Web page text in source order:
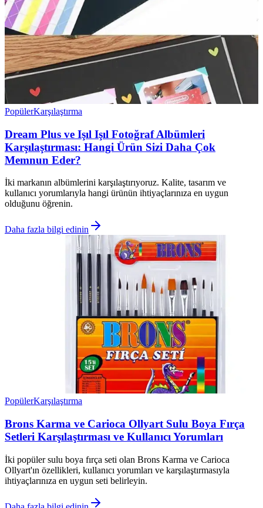
PopülerKarşılaştırma
Dream Plus ve Işıl Işıl Fotoğraf Albümleri
Karşılaştırması: Hangi Ürün Sizi Daha Çok
Memnun Eder?
İki markanın albümlerini karşılaştırıyoruz. Kalite, tasarım ve
kullanıcı yorumlarıyla hangi ürünün ihtiyaçlarınıza en uygun
olduğunu öğrenin.
Daha fazla bilgi edinin
PopülerKarşılaştırma
Brons Karma ve Carioca Ollyart Sulu Boya Fırça
Setleri Karşılaştırması ve Kullanıcı Yorumları
İki popüler sulu boya fırça seti olan Brons Karma ve Carioca
Ollyart'ın özellikleri, kullanıcı yorumları ve karşılaştırmasıyla
ihtiyaçlarınıza en uygun seti belirleyin.